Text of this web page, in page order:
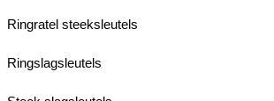
Ringratel steeksleutels
Ringslagsleutels